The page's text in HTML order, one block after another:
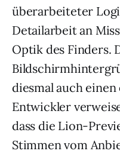
überarbeiteter
Detailarbeit an
Optik des Finders.
diesmal auch
Entwickler
dass die Lion-
Stimmen vom